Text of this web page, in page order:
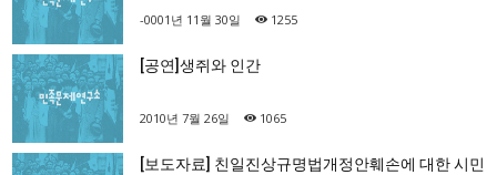
-0001년 11월 30일 1255
[공연]생쥐와 인간
2010년 7월 26일 1065
[보도자료] 친일진상규명법개정안훼손에 대한 시민